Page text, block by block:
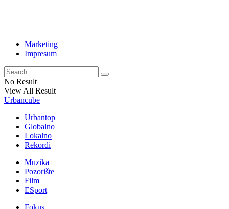
Marketing
Impresum
No Result
View All Result
Urbancube
Urbantop
Globalno
Lokalno
Rekordi
Muzika
Pozorište
Film
ESport
Fokus